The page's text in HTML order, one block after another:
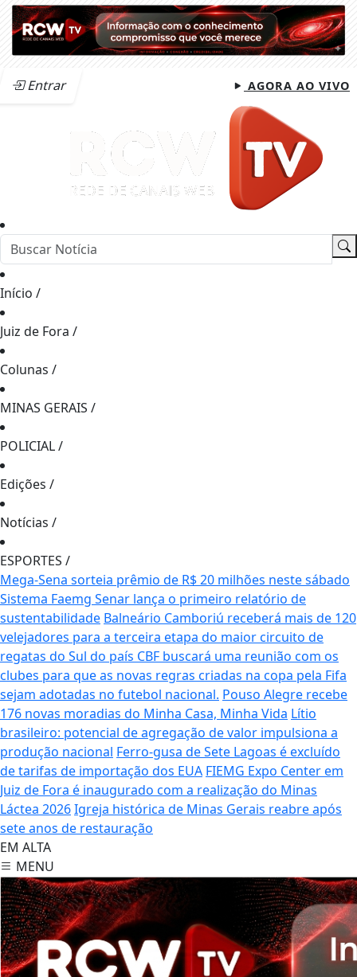
Entrar AGORA AO VIVO
Início /
Juiz de Fora /
Colunas /
MINAS GERAIS /
POLICIAL/
Edições /
Notícias /
ESPORTES /
Mega-Sena sorteia prêmio de R$ 20 milhões neste sábado
Sistema Faemg Senar lança o primeiro relatório de
sustentabilidade Balneário Camboriú receberá mais de 120
velejadores para a terceira etapa do maior circuito de
regatas do Sul do país CBF buscará uma reunião com os
clubes para que as novas regras criadas na copa pela Fifa
sejam adotadas no futebol nacional. Pouso Alegre recebe
176 novas moradias do Minha Casa, Minha Vida Lítio
brasileiro: potencial de agregação de valor impulsiona a
produção nacional Ferro-gusa de Sete Lagoas é excluído
de tarifas de importação dos EUA FIEMG Expo Center em
Juiz de Fora é inaugurado com a realização do Minas
Láctea 2026Igreja histórica de Minas Gerais reabre após
sete anos de restauração
EM ALTA
MENU